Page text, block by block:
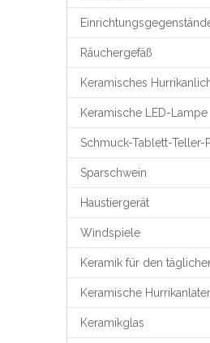
Räuchergefäß
Keramisches
Keramische LED-Lampe
Sparschwein
Haustiergerät
Windspiele
Keramik für den
Keramische
Keramikglas